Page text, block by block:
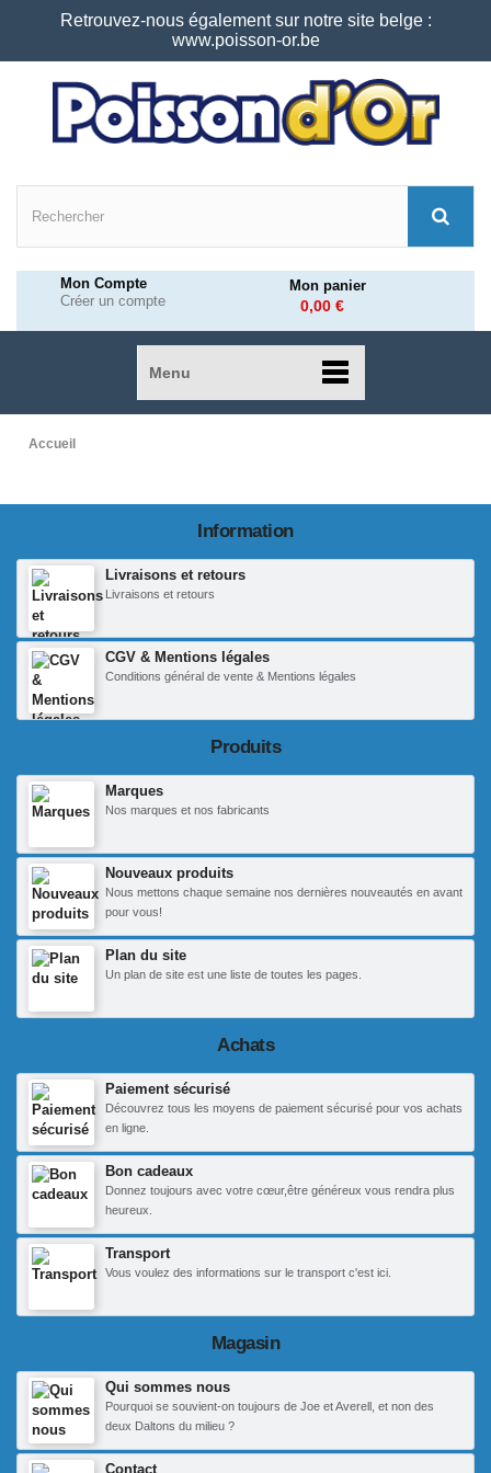
Retrouvez-nous également sur notre site belge :
www.poisson-or.be
Mon Compte
Créer un compte
Mon panier
0,00 €
Menu
Accueil
Information
Livraisons et retours
Livraisons et retours
CGV & Mentions légales
Conditions général de vente & Mentions légales
Produits
Marques
Nos marques et nos fabricants
Nouveaux produits
Nous mettons chaque semaine nos dernières nouveautés en avant
pour vous!
Plan du site
Un plan de site est une liste de toutes les pages.
Achats
Paiement sécurisé
Découvrez tous les moyens de paiement sécurisé pour vos achats
en ligne.
Bon cadeaux
Donnez toujours avec votre cœur,être généreux vous rendra plus
heureux.
Transport
Vous voulez des informations sur le transport c'est ici.
Magasin
Qui sommes nous
Pourquoi se souvient-on toujours de Joe et Averell, et non des
deux Daltons du milieu ?
Contact